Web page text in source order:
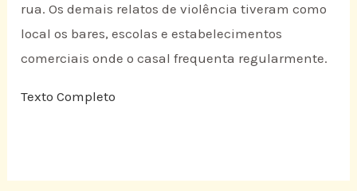
rua. Os demais relatos de violência tiveram como
local os bares, escolas e estabelecimentos
comerciais onde o casal frequenta regularmente.
Texto Completo